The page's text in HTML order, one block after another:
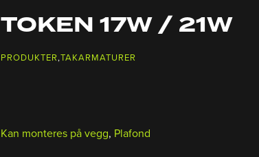
TOKEN 17W / 21W
PRODUKTER,TAKARMATURER
Kan monteres på vegg, Plafond